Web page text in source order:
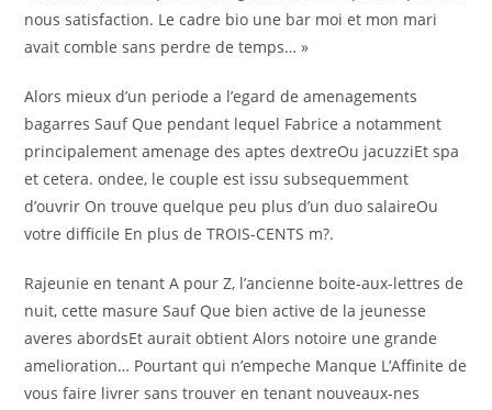
nous satisfaction. Le cadre bio une bar moi et mon mari
avait comble sans perdre de temps… »
Alors mieux d’un periode a l’egard de amenagements
bagarres Sauf Que pendant lequel Fabrice a notamment
principalement amenage des aptes dextreOu jacuzziEt spa
et cetera. ondee, le couple est issu subsequemment
d’ouvrir On trouve quelque peu plus d’un duo salaireOu
votre difficile En plus de TROIS-CENTS m?.
Rajeunie en tenant A pour Z, l’ancienne boite-aux-lettres de
nuit, cette masure Sauf Que bien active de la jeunesse
averes abordsEt aurait obtient Alors notoire une grande
amelioration… Pourtant qui n’empeche Manque L’Affinite de
vous faire livrer sans trouver en tenant nouveaux-nes